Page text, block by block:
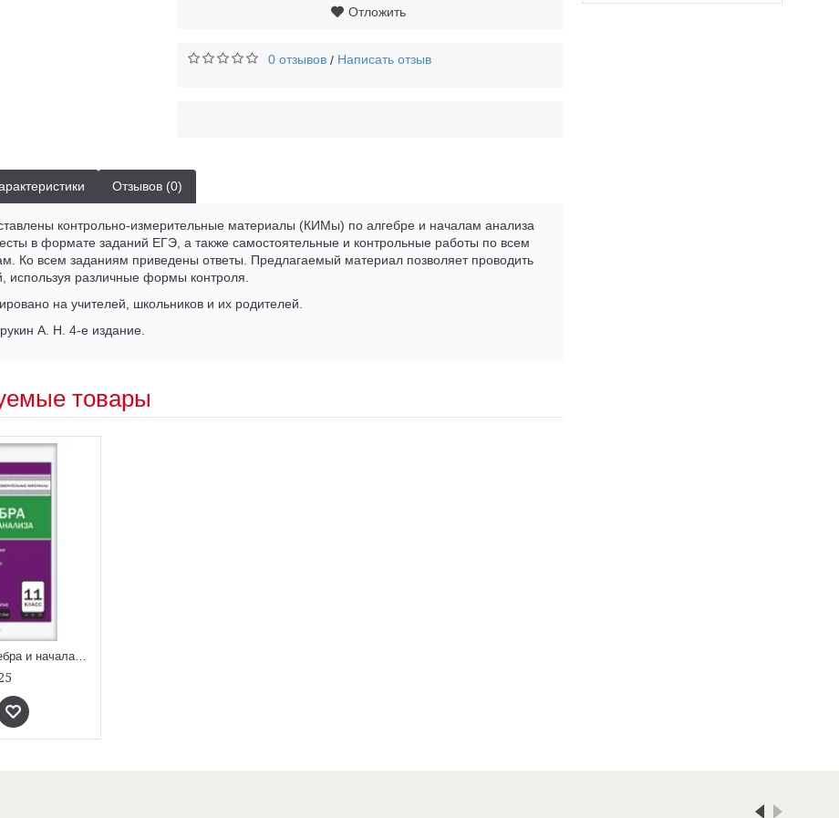
Отложить
0 отзывов / Написать отзыв
Отзывов (0)
контрольно-измерительные материалы (КИМы) по алгебре и началам анализа
в формате заданий ЕГЭ, а также самостоятельные и контрольные работы по всем
Ко всем заданиям приведены ответы. Предлагаемый материал позволяет проводить
используя различные формы контроля.
на учителей, школьников и их родителей.
А. Н. 4-е издание.
товары
Математика. Алгебра и начала анализа. 11 кл.